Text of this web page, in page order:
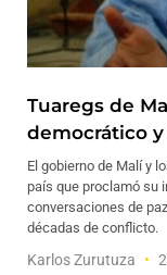
Tuaregs de
democrático
El gobierno de Malí y
país que proclamó su
conversaciones de
décadas de conflicto.
Karlos Zurutuza